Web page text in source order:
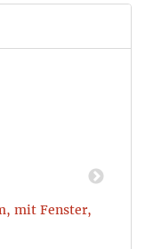
mit Fenster,